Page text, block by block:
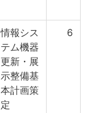
情報シス
テム機器
更新・展
示整備基
本計画策
定
6